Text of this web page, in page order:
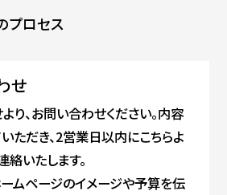
プロセス
せ
り、お問い合わせください。内容
ただき、2営業日以内にこちらよ
絡いたします。
ムページのイメージや予算を伝